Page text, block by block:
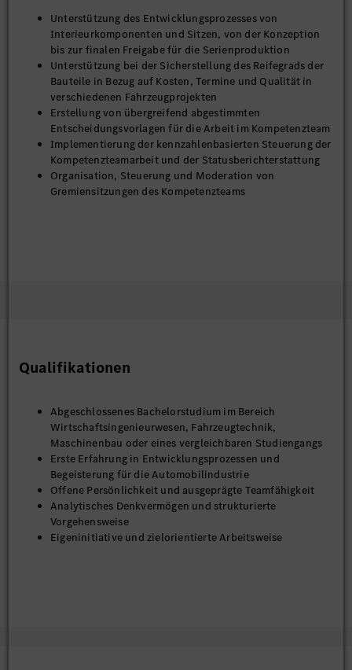
Unterstützung des Entwicklungsprozesses von
Interieurkomponenten und Sitzen, von der Konzeption
bis zur finalen Freigabe für die Serienproduktion
Unterstützung bei der Sicherstellung des Reifegrads der
Bauteile in Bezug auf Kosten, Termine und Qualität in
verschiedenen Fahrzeugprojekten
Erstellung von übergreifend abgestimmten
Entscheidungsvorlagen für die Arbeit im Kompetenzteam
Implementierung der kennzahlenbasierten Steuerung der
Kompetenzteamarbeit und der Statusberichterstattung
Organisation, Steuerung und Moderation von
Gremiensitzungen des Kompetenzteams
Qualifikationen
Abgeschlossenes Bachelorstudium im Bereich
Wirtschaftsingenieurwesen, Fahrzeugtechnik,
Maschinenbau oder eines vergleichbaren Studiengangs
Erste Erfahrung in Entwicklungsprozessen und
Begeisterung für die Automobilindustrie
Offene Persönlichkeit und ausgeprägte Teamfähigkeit
Analytisches Denkvermögen und strukturierte
Vorgehensweise
Eigeninitiative und zielorientierte Arbeitsweise